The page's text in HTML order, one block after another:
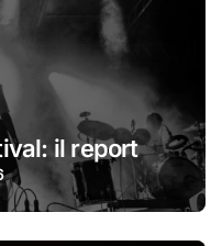
il report